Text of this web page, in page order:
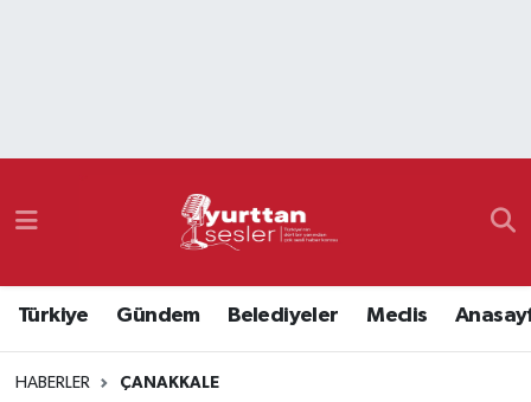
Türkiye Gündem Belediyeler Meclis
HABERLER ÇANAKKALE
Namaz Vakitleri
Süper Lig Puan Durumu ve Fikstür
Tüm Manşetler